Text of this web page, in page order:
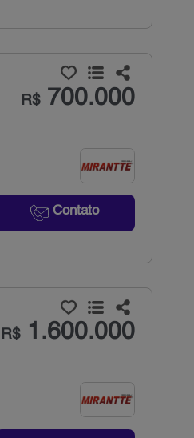
R$700.000
Contato
R$1.600.000